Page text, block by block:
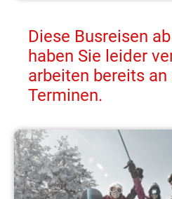
Diese Busreisen
haben Sie leider
arbeiten bereits an
Terminen.